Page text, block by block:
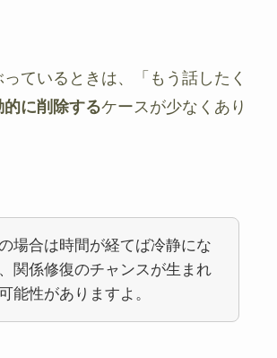
ているときは、「もう話したく
的に削除するケースが少なくあり
場合は時間が経てば冷静にな
関係修復のチャンスが生まれ
能性がありますよ。